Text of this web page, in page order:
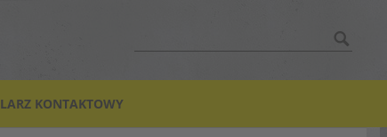
KONTAKTOWY